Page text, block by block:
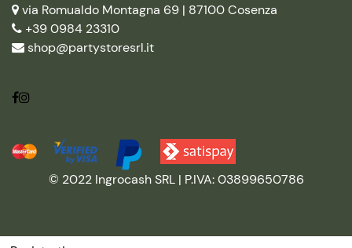
via Romualdo Montagna 69 | 87100 Cosenza
+39 0984 23310
shop@partystoresrl.it
© 2022 Ingrocash SRL | P.IVA: 03899650786